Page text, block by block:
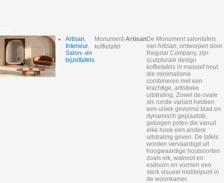
Artisan,
Interieur,
Salon- en
bijzettafels
Monument
koffietafel
-ArtisanDe Monument salontafels
van Artisan, ontworpen door
Regular Company, zijn
sculpturale design
koffietafels in massief hout
die minimalisme
combineren met een
krachtige, artistieke
uitstraling. Zowel de ovale
als ronde variant hebben
een uniek gevormd blad en
dynamisch geplaatste,
gebogen poten die vanuit
elke hoek een andere
uitstraling geven. De tafels
worden vervaardigd uit
hoogwaardige houtsoorten
zoals eik, walnoot en
esdoorn en vormen een
sterk visueel middelpunt in
de woonkamer.